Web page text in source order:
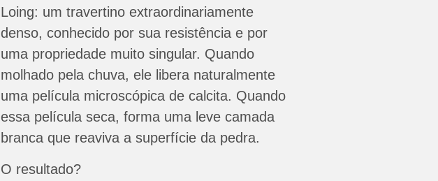
Loing: um travertino extraordinariamente
denso, conhecido por sua resistência e por
uma propriedade muito singular. Quando
molhado pela chuva, ele libera naturalmente
uma película microscópica de calcita. Quando
essa película seca, forma uma leve camada
branca que reaviva a superfície da pedra.
O resultado?